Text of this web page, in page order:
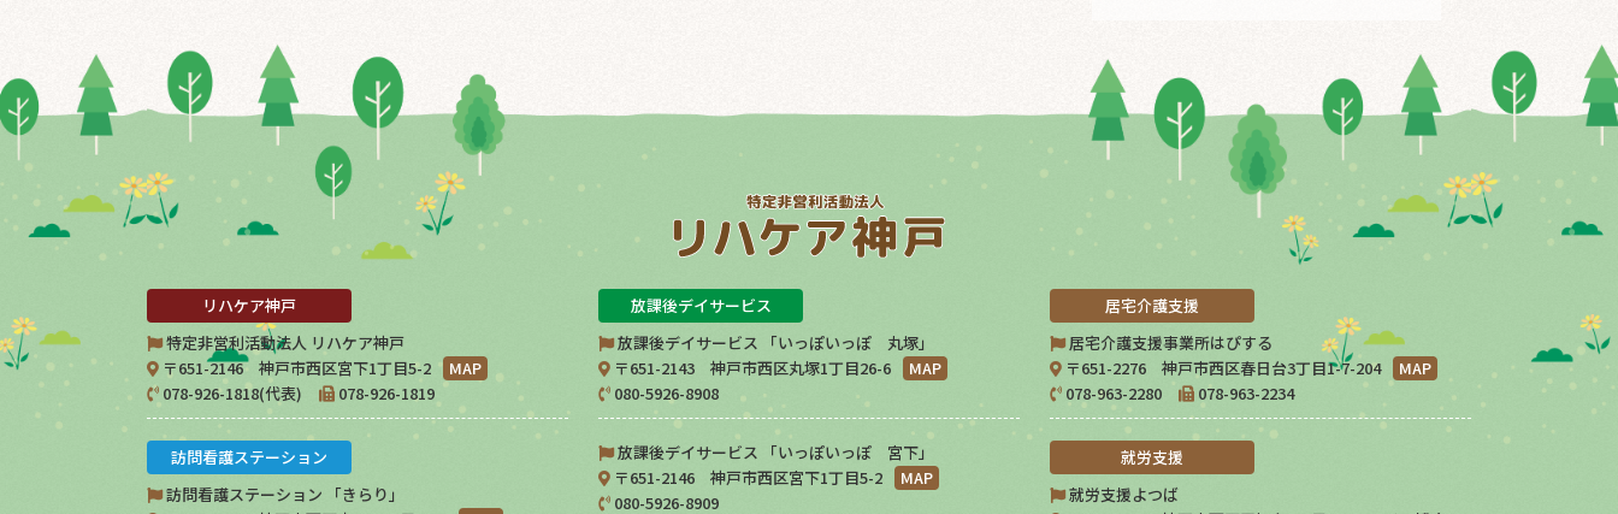
リハケア神戸
特定非営利活動法人 リハケア神戸
〒651-2146 神戸市西区宮下1丁目5-2
MAP
078-926-1818(代表)
078-926-1819
訪問看護ステーション
訪問看護ステーション 「きらり」
放課後デイサービス
放課後デイサービス 「いっぽいっぽ 丸塚」
〒651-2143 神戸市西区丸塚1丁目26-6
MAP
080-5926-8908
放課後デイサービス 「いっぽいっぽ 宮下」
〒651-2146 神戸市西区宮下1丁目5-2
MAP
080-5926-8909
居宅介護支援
居宅介護支援事業所はぴする
〒651-2276 神戸市西区春日台3丁目1-7-204
MAP
078-963-2280
078-963-2234
就労支援
就労支援よつば